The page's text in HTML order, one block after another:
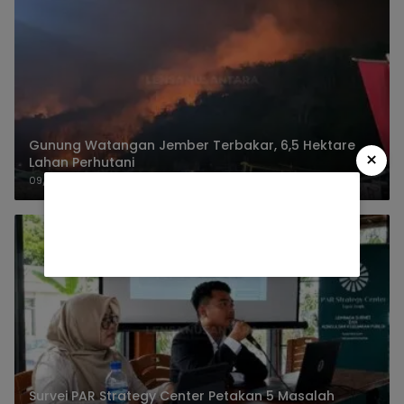
Gunung Watangan Jember Terbakar, 6,5 Hektare
Lahan Perhutani
09/08/2026
Survei PAR Strategy Center Petakan 5 Masalah
×